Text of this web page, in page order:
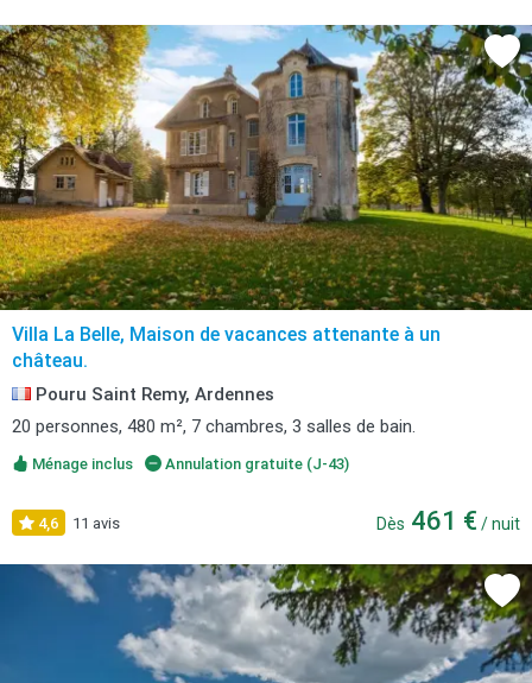
Villa La Belle, Maison de vacances attenante à un
château.
Pouru Saint Remy, Ardennes
20 personnes, 480 m², 7 chambres, 3 salles de bain.
Ménage inclus Annulation gratuite (J-43)
4,6 11 avis Dès 461 € / nuit